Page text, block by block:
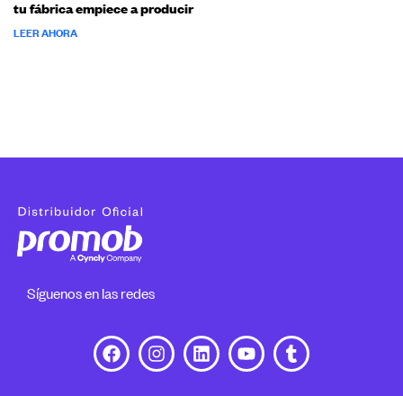
tu fábrica empiece a producir
LEER AHORA
Síguenos en las redes